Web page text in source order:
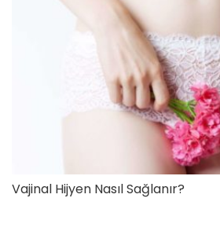
Vajinal Hijyen Nasıl Sağlanır?